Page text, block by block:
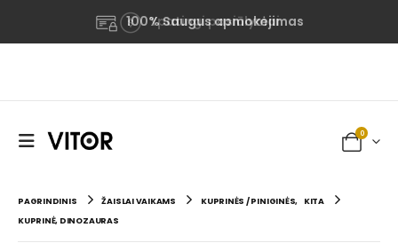
Ypatingi pasiūlymai
100% Saugus apmokėjimas
0
PAGRINDINIS ŽAISLAI VAIKAMS KUPRINĖS / PINIGINĖS,
KITA
KUPRINĖ, DINOZAURAS